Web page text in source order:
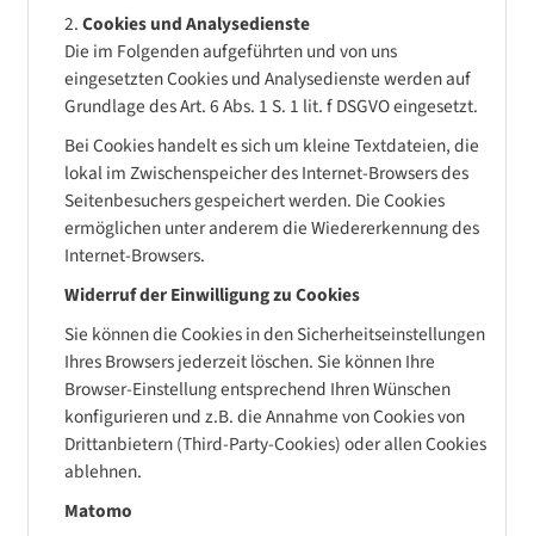
Cookies und Analysedienste
Die im Folgenden aufgeführten und von uns
eingesetzten Cookies und Analysedienste werden auf
Grundlage des Art. 6 Abs. 1 S. 1 lit. f DSGVO eingesetzt.
Bei Cookies handelt es sich um kleine Textdateien, die
lokal im Zwischenspeicher des Internet-Browsers des
Seitenbesuchers gespeichert werden. Die Cookies
ermöglichen unter anderem die Wiedererkennung des
Internet-Browsers.
Widerruf der Einwilligung zu Cookies
Sie können die Cookies in den Sicherheitseinstellungen
Ihres Browsers jederzeit löschen. Sie können Ihre
Browser-Einstellung entsprechend Ihren Wünschen
konfigurieren und z.B. die Annahme von Cookies von
Drittanbietern (Third-Party-Cookies) oder allen Cookies
ablehnen.
Matomo